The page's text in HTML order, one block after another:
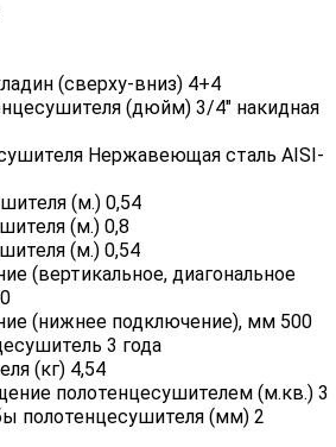
(сверху-вниз) 4+4
(дюйм) 3/4" накидная
Нержавеющая сталь AISI-
(м.) 0,54
(м.) 0,8
(м.) 0,54
(вертикальное, диагональное
(нижнее подключение), мм 500
3 года
(кг) 4,54
полотенцесушителем (м.кв.) 3
полотенцесушителя (мм) 2